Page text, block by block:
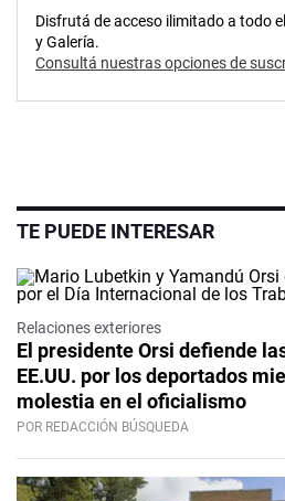
Disfrutá de acceso ilimitado a todo
y Galería.
Consultá nuestras opciones de
TE PUEDE INTERESAR
Relaciones exteriores
El presidente Orsi defiende
EE.UU. por los deportados
molestia en el oficialismo
POR REDACCIÓN BÚSQUEDA